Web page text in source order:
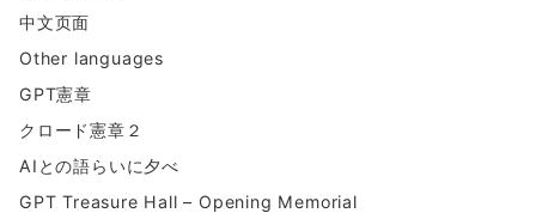
中文页面
Other languages
GPT憲章
クロード憲章２
AIとの語らいに夕べ
GPT Treasure Hall – Opening Memorial